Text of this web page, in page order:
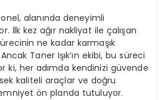
alanında deneyimli
İlk kez ağır nakliyat ile çalışan
ne kadar karmaşık
Taner Işık’ın ekibi, bu süreci
ki, her adımda kendinizi güvende
kaliteli araçlar ve doğru
ön planda tutuluyor.